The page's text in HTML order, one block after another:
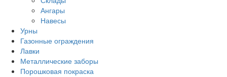
Ангары
Навесы
Урны
Газонные ограждения
Лавки
Металлические заборы
Порошковая покраска